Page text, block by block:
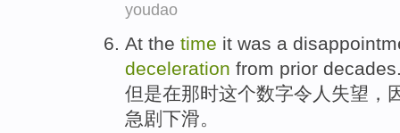
youdao
At the time it was a
deceleration from prior decades
但是在那时这个数字令人失望 ，
急剧下滑。